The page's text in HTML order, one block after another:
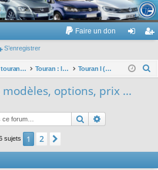
du Volkswagen Touran
Faire un don
ne nr
S’enregistrer
Le touran dans ses versions I (V1 V2 V3) et II ... Touran : les modèles, les prix, les achats, les options, ... Touran I (V1 et V2) : modèles, options, prix ...
modèles, options, prix ...
Rechercher
sujets 1 2